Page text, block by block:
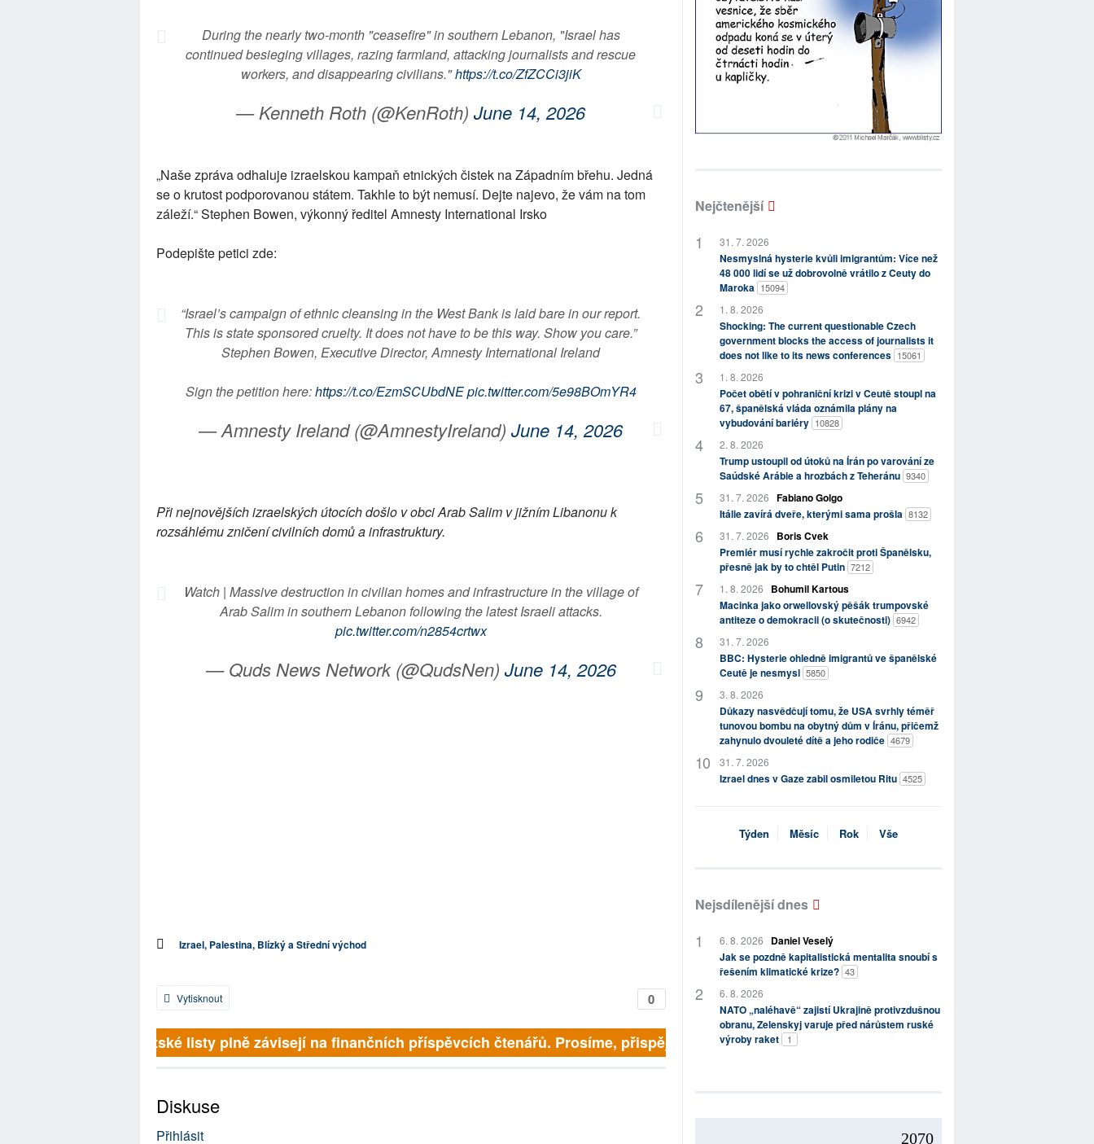
During the nearly two-month "ceasefire" in southern Lebanon, "Israel has
continued besieging villages, razing farmland, attacking journalists and rescue
workers, and disappearing civilians."https://t.co/ZfZCCi3jiK
— Kenneth Roth (@KenRoth)June 14, 2026
„Naše zpráva odhaluje izraelskou kampaň etnických čistek na Západním břehu. Jedná
se o krutost podporovanou státem. Takhle to být nemusí. Dejte najevo, že vám na tom
záleží.“ Stephen Bowen, výkonný ředitel Amnesty International Irsko
Podepište petici zde:
“Israel’s campaign of ethnic cleansing in the West Bank is laid bare in our report.
This is state sponsored cruelty. It does not have to be this way. Show you care.”
Stephen Bowen, Executive Director, Amnesty International Ireland
Sign the petition here:https://t.co/EzmSCUbdNEpic.twitter.com/5e98BOmYR4
— Amnesty Ireland (@AmnestyIreland)June 14, 2026
Při nejnovějších izraelských útocích došlo v obci Arab Salim v jižním Libanonu k
rozsáhlému zničení civilních domů a infrastruktury.
Watch | Massive destruction in civilian homes and infrastructure in the village of
Arab Salim in southern Lebanon following the latest Israeli attacks.
pic.twitter.com/n2854crtwx
— Quds News Network (@QudsNen) June 14, 2026
Izrael, Palestina, Blízký a Střední východ
0
Vytisknout
Britské listy plně závisejí na finančních příspěvcích čtenářů. Prosíme, přispějte. ➥
Diskuse
Přihlásit
Nejčtenější
31. 7. 2026
Nesmyslná hysterie kvůli imigrantům: Více než
48 000 lidí se už dobrovolně vrátilo z Ceuty do
Maroka 15094
1. 8. 2026
Shocking: The current questionable Czech
government blocks the access of journalists it
does not like to its news conferences 15061
1. 8. 2026
Počet obětí v pohraniční krizi v Ceutě stoupl na
67, španělská vláda oznámila plány na
vybudování bariéry 10828
2. 8. 2026
Trump ustoupil od útoků na Írán po varování ze
Saúdské Arábie a hrozbách z Teheránu 9340
31. 7. 2026 Fabiano Golgo
Itálie zavírá dveře, kterými sama prošla 8132
31. 7. 2026
Boris Cvek
Premiér musí rychle zakročit proti Španělsku,
přesně jak by to chtěl Putin 7212
1. 8. 2026
Bohumil Kartous
Macinka jako orwellovský pěšák trumpovské
antiteze o demokracii (o skutečnosti) 6942
31. 7. 2026
BBC: Hysterie ohledně imigrantů ve španělské
Ceutě je nesmysl 5850
3. 8. 2026
Důkazy nasvědčují tomu, že USA svrhly téměř
tunovou bombu na obytný dům v Íránu, přičemž
zahynulo dvouleté dítě a jeho rodiče 4679
31. 7. 2026
Izrael dnes v Gaze zabil osmiletou Ritu 4525
Týden Měsíc Rok Vše
Nejsdílenější dnes
6. 8. 2026
Daniel Veselý
Jak se pozdně kapitalistická mentalita snoubí s
řešením klimatické krize? 43
6. 8. 2026
NATO „naléhavě“ zajistí Ukrajině protivzdušnou
obranu, Zelenskyj varuje před nárůstem ruské
výroby raket
1
2070